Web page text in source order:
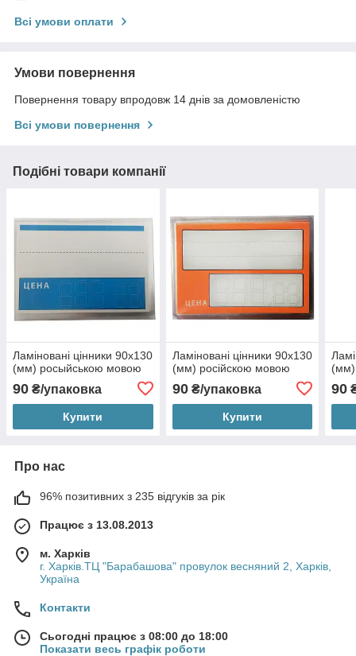
Всі умови оплати
Умови повернення
Повернення товару впродовж 14 днів за домовленістю
Всі умови повернення
Подібні товари компанії
Ламіновані цінники 90х130
(мм) росыйською мовою
90 ₴/упаковка
Купити
Ламіновані цінники 90х130
(мм) російскою мовою
90₴/упаковка
Купити
(мм)
90
Про нас
96% позитивних з 235 відгуків за рік
Працює з 13.08.2013
м. Харків
г. Харків.ТЦ "Барабашова" провулок весняний 2, Харків,
Україна
Контакти
Сьогодні працює з 08:00 до 18:00
Показати весь графік роботи